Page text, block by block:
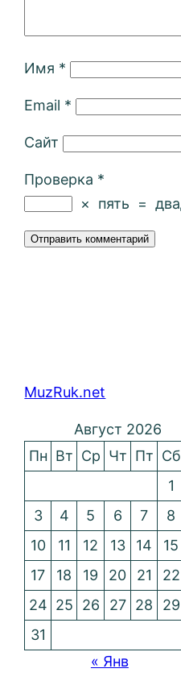
Имя *
Email *
Сайт
Проверка *
×
пять =
MuzRuk.net
Август 2026
Пн Вт Ср Чт Пт Сб
1
3
4 5 6 7 8
10
11 12 13 14 15
17
18 19 20 21 22
24 25 26 27 28 29
31
« Янв